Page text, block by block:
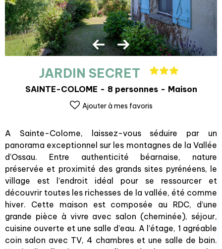
JARDIN SECRET
SAINTE-COLOME 8 personnes Maison
Ajouter à mes favoris
A Sainte-Colome, laissez-vous séduire par un
panorama exceptionnel sur les montagnes de la Vallée
d’Ossau. Entre authenticité béarnaise, nature
préservée et proximité des grands sites pyrénéens, le
village est l’endroit idéal pour se ressourcer et
découvrir toutes les richesses de la vallée, été comme
hiver. Cette maison est composée au RDC, d’une
grande pièce à vivre avec salon (cheminée), séjour,
cuisine ouverte et une salle d’eau. A l’étage, 1 agréable
coin salon avec TV, 4 chambres et une salle de bain.